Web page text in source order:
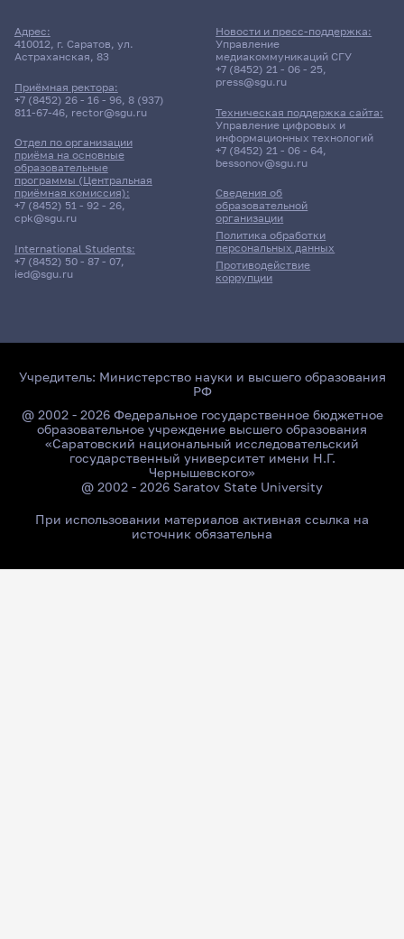
Адрес:
410012, г. Саратов, ул.
Астраханская, 83
Приёмная ректора:
+7 (8452) 26 - 16 - 96, 8 (937)
811-67-46, rector@sgu.ru
Отдел по организации
приёма на основные
образовательные
программы (Центральная
приёмная комиссия):
+7 (8452) 51 - 92 - 26,
cpk@sgu.ru
International Students:
+7 (8452) 50 - 87 - 07,
ied@sgu.ru
Сведения об
образовательной
организации
Политика обработки
персональных данных
Противодействие
коррупции
Новости и пресс-поддержка:
Управление
медиакоммуникаций СГУ
+7 (8452) 21 - 06 - 25,
press@sgu.ru
Техническая поддержка сайта:
Управление цифровых и
информационных технологий
+7 (8452) 21 - 06 - 64,
bessonov@sgu.ru
Учредитель: Министерство науки и высшего образования
РФ
@ 2002 - 2026 Федеральное государственное бюджетное
образовательное учреждение высшего образования
«Саратовский национальный исследовательский
государственный университет имени Н.Г.
Чернышевского»
@ 2002 - 2026 Saratov State University
При использовании материалов активная ссылка на
источник обязательна